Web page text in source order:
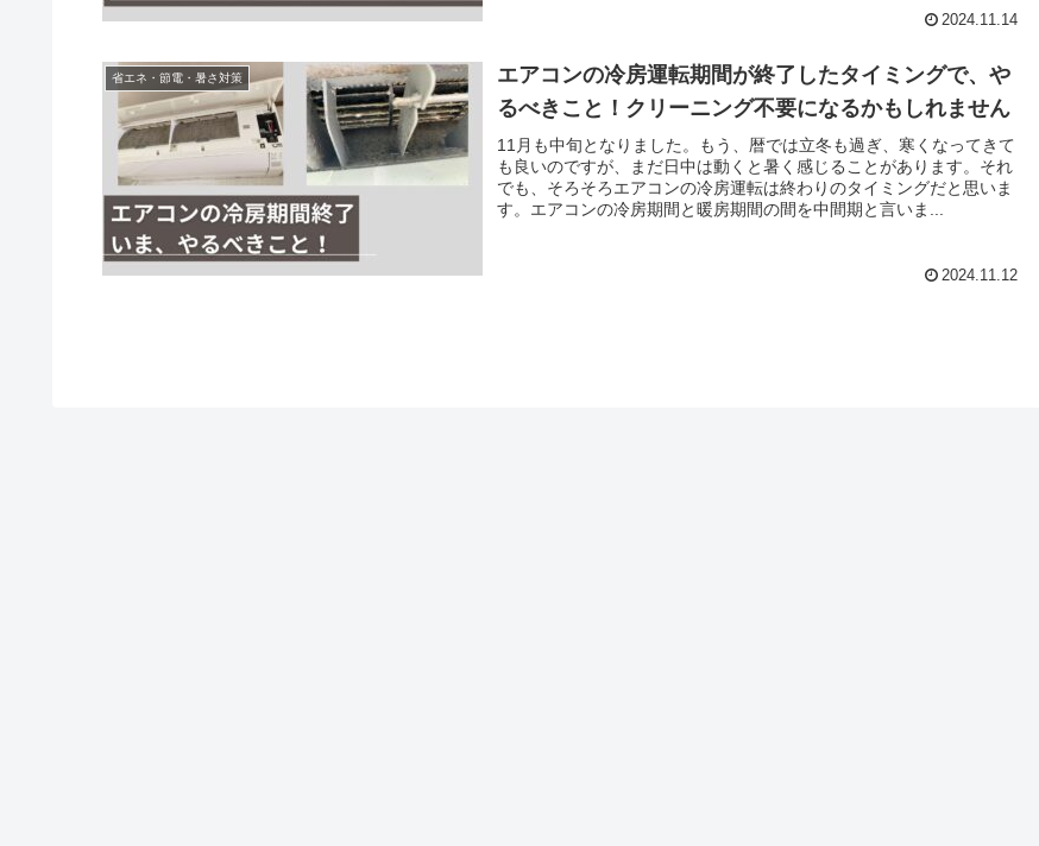
2024.11.14
省エネ・節電・暑さ対策
エアコンの冷房運転期間が終了したタイミングで、や
るべきこと！クリーニング不要になるかもしれません
11月も中旬となりました。もう、暦では立冬も過ぎ、寒くなってきて
も良いのですが、まだ日中は動くと暑く感じることがあります。それ
でも、そろそろエアコンの冷房運転は終わりのタイミングだと思いま
す。エアコンの冷房期間と暖房期間の間を中間期と言いま...
2024.11.12